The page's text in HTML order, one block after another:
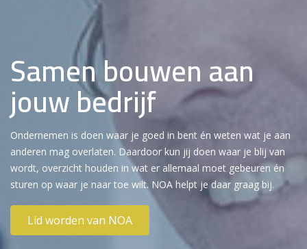
Samen bouwen aan
jouw bedrijf
Ondernemen is doen waar je goed in bent én weten wat je aan
anderen mag overlaten. Daardoor kun jij doen waar je blij van
wordt, overzicht houden in wat er allemaal moet gebeuren én
sturen op waar je naar toe wilt. NOA helpt je daar graag bij.
Lid worden van NOA